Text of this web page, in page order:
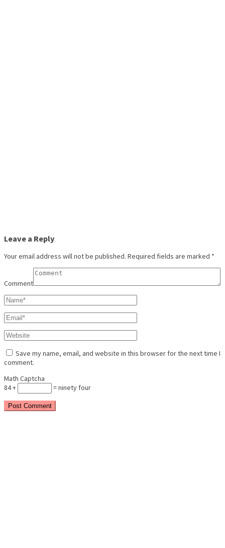
Leave a Reply
Your email address will not be published. Required fields are marked *
Comment
Save my name, email, and website in this browser for the next time I
comment.
Math Captcha
84 +
= ninety four